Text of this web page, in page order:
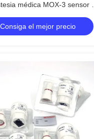
médica MOX-3 sensor
Consiga el mejor precio